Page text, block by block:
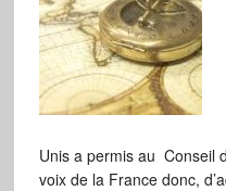
Unis a permis au Conseil
voix de la France donc,